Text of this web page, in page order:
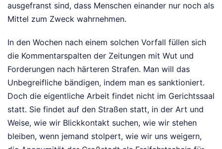
ausgefranst sind, dass Menschen einander nur noch als
Mittel zum Zweck wahrnehmen.
In den Wochen nach einem solchen Vorfall füllen sich
die Kommentarspalten der Zeitungen mit Wut und
Forderungen nach härteren Strafen. Man will das
Unbegreifliche bändigen, indem man es sanktioniert.
Doch die eigentliche Arbeit findet nicht im Gerichtssaal
statt. Sie findet auf den Straßen statt, in der Art und
Weise, wie wir Blickkontakt suchen, wie wir stehen
bleiben, wenn jemand stolpert, wie wir uns weigern,